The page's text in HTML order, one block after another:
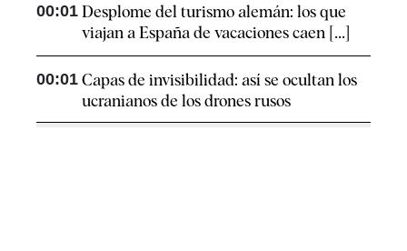
00:01 Desplome del turismo alemán: los que
viajan a España de vacaciones caen [...]
00:01 Capas de invisibilidad: así se ocultan los
ucranianos de los drones rusos